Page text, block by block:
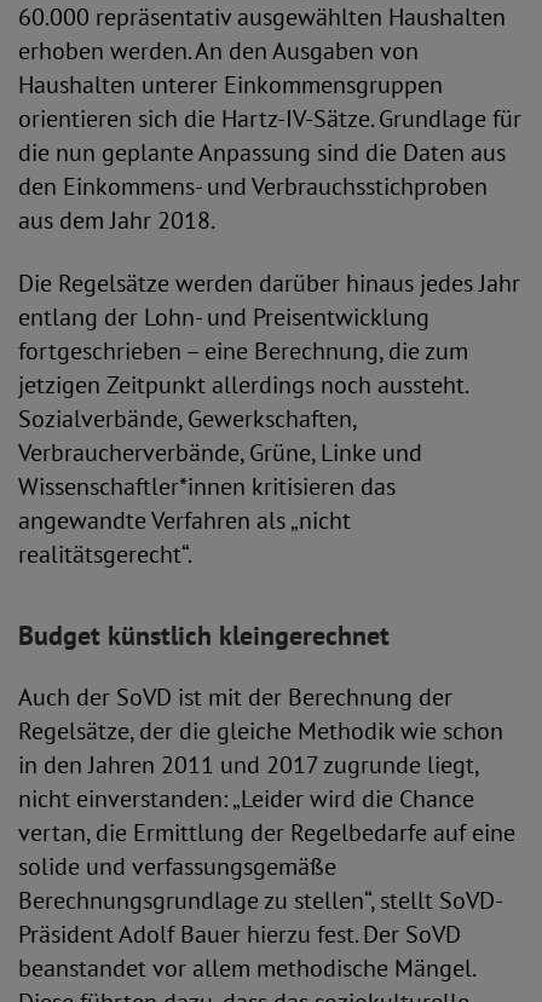
60.000 repräsentativ ausgewählten Haushalten
erhoben werden. An den Ausgaben von
Haushalten unterer Einkommensgruppen
orientieren sich die Hartz-IV-Sätze. Grundlage für
die nun geplante Anpassung sind die Daten aus
den Einkommens- und Verbrauchsstichproben
aus dem Jahr 2018.
Die Regelsätze werden darüber hinaus jedes Jahr
entlang der Lohn- und Preisentwicklung
fortgeschrieben – eine Berechnung, die zum
jetzigen Zeitpunkt allerdings noch aussteht.
Sozialverbände, Gewerkschaften,
Verbraucherverbände, Grüne, Linke und
Wissenschaftler*innen kritisieren das
angewandte Verfahren als „nicht
realitätsgerecht“.
Budget künstlich kleingerechnet
Auch der SoVD ist mit der Berechnung der
Regelsätze, der die gleiche Methodik wie schon
in den Jahren 2011 und 2017 zugrunde liegt,
nicht einverstanden: „Leider wird die Chance
vertan, die Ermittlung der Regelbedarfe auf eine
solide und verfassungsgemäße
Berechnungsgrundlage zu stellen“, stellt SoVD-
Präsident Adolf Bauer hierzu fest. Der SoVD
beanstandet vor allem methodische Mängel.